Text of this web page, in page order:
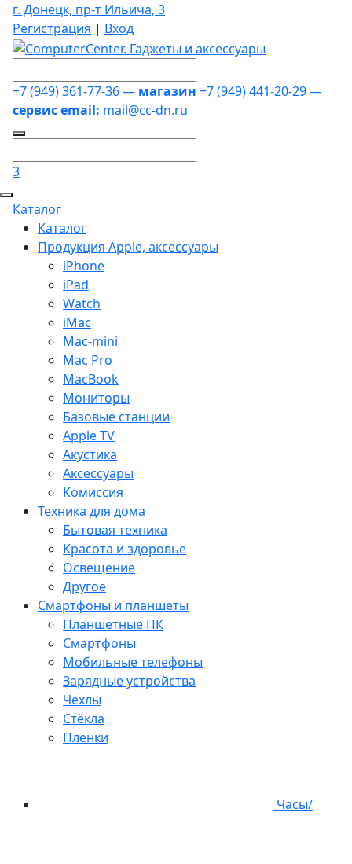
г. Донецк, пр-т Ильича, 3
Регистрация | Вход
+7 (949) 361-77-36 — магазин +7 (949) 441-20-29 —
сервисemail: mail@cc-dn.ru
3
Каталог
Каталог
Продукция Apple, аксессуары
iPhone
iPad
Watch
iMac
Mac-mini
Mac Pro
MacBook
Мониторы
Базовые станции
Apple TV
Акустика
Аксессуары
Комиссия
Техника для дома
Бытовая техника
Красота и здоровье
Освещение
Другое
Смартфоны и планшеты
Планшетные ПК
Смартфоны
Мобильные телефоны
Зарядные устройства
Чехлы
Стёкла
Пленки
Часы/